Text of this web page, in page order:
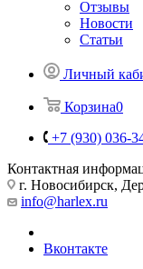
Отзывы
Новости
Статьи
Личный
Корзина0
+7 (930) 036-
Контактная
г. Новосибирск,
info@harlex.ru
Вконтакте